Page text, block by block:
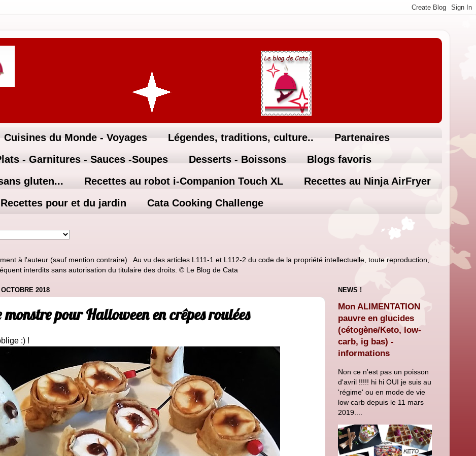
Cuisines du Monde - Voyages Légendes, traditions, culture..
Partenaires
- Garnitures - Sauces -Soupes Desserts - Boissons
Blogs favoris
gluten...
Recettes au robot i-Companion Touch XL
Recettes au Ninja AirFryer
Recettes pour et du jardin Cata Cooking Challenge
à l'auteur (sauf mention contraire) . Au vu des articles L111-1 et L112-2 du code de la propriété intellectuelle, toute reproduction,
interdits sans autorisation du titulaire des droits. © Le Blog de Cata
2018
monstre pour Halloween en crêpes roulées
:) !
NEWS !
Mon ALIMENTATION
pauvre en glucides
(cétogène/Keto, low-
carb, ig bas) -
informations
Non ce n'est pas un poisson
d'avril !!!!! hi hi OUI je suis au
'régime' ou en mode de vie
low carb depuis le 11 mars
2019....